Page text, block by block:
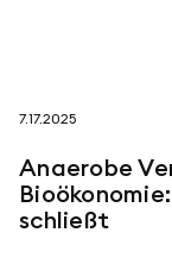
folgen sie
7.17.2025
Anaerobe
schließt